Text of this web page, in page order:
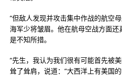
“但敌人发现并攻击集中作战的航空
海军少将皱眉。他在航母空战方面
是不知所措。
“先生，我认为我们很有可能首先被
耸了耸肩，说道：“大西洋上有美国